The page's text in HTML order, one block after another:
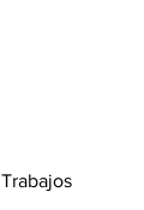
Trabajos